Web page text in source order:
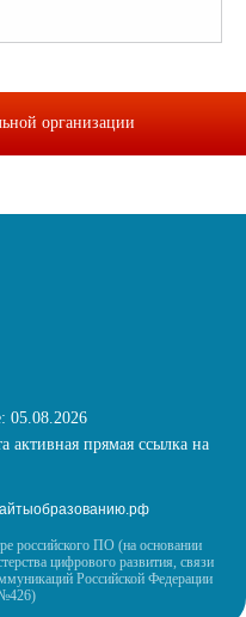
организации
05.08.2026
активная прямая ссылка на
российского ПО (на основании
цифрового развития, связи
Российской Федерации